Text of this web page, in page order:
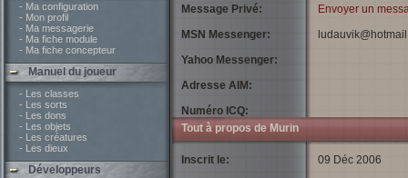
- Ma configuration
- Mon profil
- Ma messagerie
- Ma fiche module
- Ma fiche concepteur
Manuel du joueur
- Les classes
- Les sorts
- Les dons
- Les objets
- Les créatures
- Les dieux
Développeurs
Message Privé:
MSN Messenger:
Yahoo Messenger:
Adresse AIM:
Numéro ICQ:
Envoyer un
Tout à propos de Murin
Inscrit le:
09 Déc 2006